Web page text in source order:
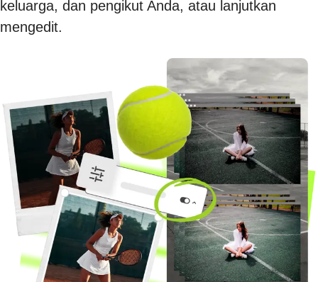
keluarga, dan pengikut Anda, atau lanjutkan
mengedit.